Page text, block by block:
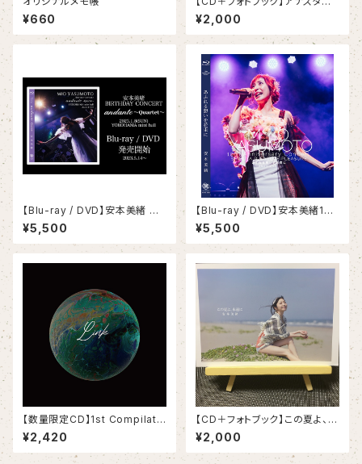
¥660
ア
¥2,000
【Blu-ray / DVD】安本美緒 レ
コ発 Birthday concert anda
nte〜Quartet〜
¥5,500
【Blu-ray / DVD】安本美緒10
周年記念コンサート「あふれる想
いを花束に」
¥5,500
【数量限定CD】1st Compilati
on『Link』
¥2,420
【CD＋フォトブック】この夏よ、永
遠に
¥2,000